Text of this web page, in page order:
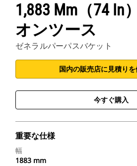
1,883 Mm（74 In
オンツース
ゼネラルパーパスバケット
国内の販売店に見積り
今すぐ購入
重要な仕様
幅
1883 mm